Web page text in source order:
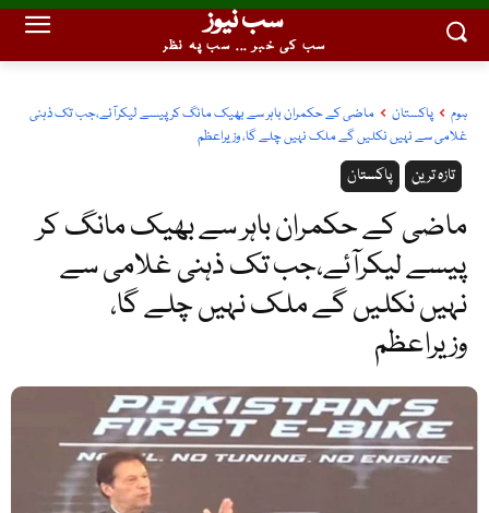
سب نیوز
سب کی خبر ... سب پہ نظر
ہوم پاکستان
ماضی کے حکمران باہر سے بھیک مانگ کر پیسے لیکرآئے،جب تک ذہنی
غلامی سے نہیں نکلیں گے ملک نہیں چلے گا، وزیراعظم
پاکستان تازہ ترین
ماضی کے حکمران باہر سے بھیک مانگ کر
پیسے لیکرآئے،جب تک ذہنی غلامی سے
نہیں نکلیں گے ملک نہیں چلے گا،
وزیراعظم